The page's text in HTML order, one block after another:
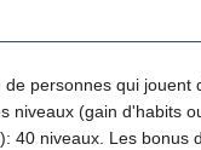
personnes qui jouent
niveaux (gain d'habits
40 niveaux. Les bonus
r